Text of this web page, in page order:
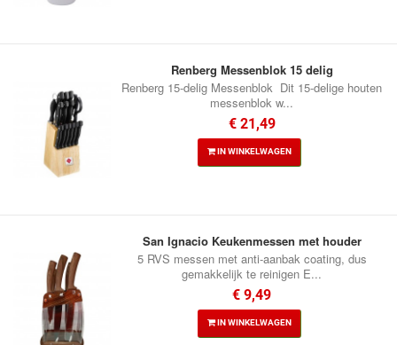
Renberg Messenblok 15 delig
Renberg 15-delig Messenblok Dit 15-delige houten
messenblok w...
€ 21,49
IN WINKELWAGEN
San Ignacio Keukenmessen met houder
5 RVS messen met anti-aanbak coating, dus
gemakkelijk te reinigen E...
€ 9,49
IN WINKELWAGEN